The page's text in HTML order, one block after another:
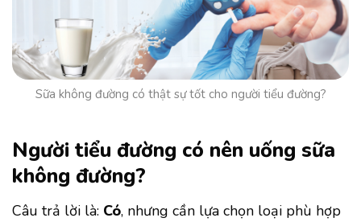
Sữa không đường có thật sự tốt cho người tiểu đường?
Người tiểu đường có nên uống sữa
không đường?
Câu trả lời là: Có, nhưng cần lựa chọn loại phù hợp